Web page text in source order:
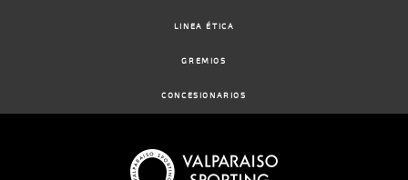
LINEA ÉTICA
GREMIOS
CONCESIONARIOS